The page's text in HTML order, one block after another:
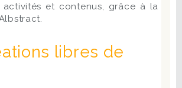
activités et contenus, grâce à la
libres de